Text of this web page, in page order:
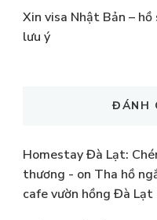
Xin visa Nhật Bản –
lưu ý
ĐÁNH
Homestay Đà Lạt:
thương - on Tha hồ
cafe vườn hồng Đà Lạt